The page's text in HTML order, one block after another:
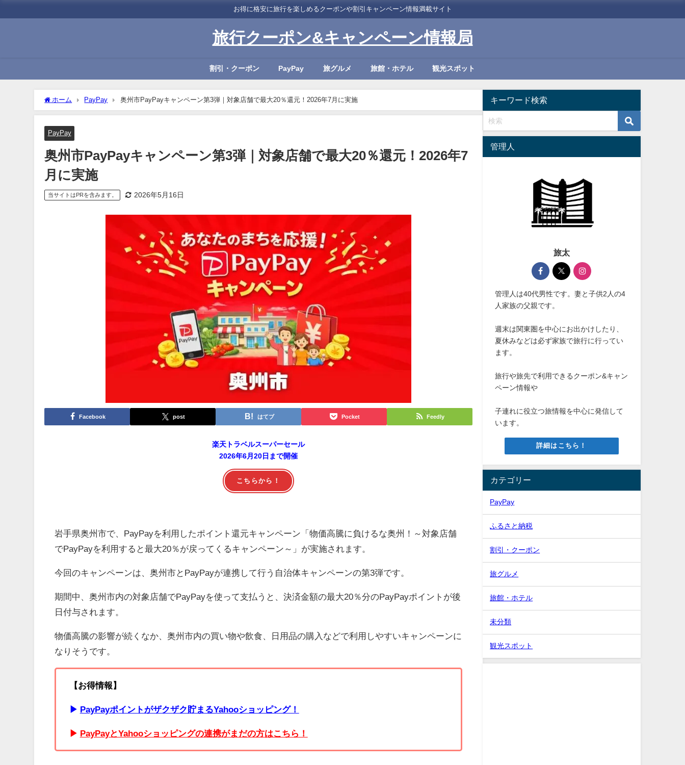
お得に格安に旅行を楽しめるクーポンや割引キャンペーン情報満載サイト
旅行クーポン&キャンペーン情報局
割引・クーポン PayPay 旅グルメ 旅館・ホテル 観光スポット
ホーム PayPay 奥州市PayPayキャンペーン第3弾｜対象店舗で最大20％還元！2026年7月に実施
PayPay
奥州市PayPayキャンペーン第3弾｜対象店舗で最大20％還元！2026年7
月に実施
当サイトはPRを含みます。 2026年5月16日
Facebook post はてブ Pocket Feedly
楽天トラベルスーパーセール
2026年6月20日まで開催
こちらから！
岩手県奥州市で、PayPayを利用したポイント還元キャンペーン「物価高騰に負けるな奥州！～対象店舗
でPayPayを利用すると最大20％が戻ってくるキャンペーン～」が実施されます。
今回のキャンペーンは、奥州市とPayPayが連携して行う自治体キャンペーンの第3弾です。
期間中、奥州市内の対象店舗でPayPayを使って支払うと、決済金額の最大20％分のPayPayポイントが後
日付与されます。
物価高騰の影響が続くなか、奥州市内の買い物や飲食、日用品の購入などで利用しやすいキャンペーンに
なりそうです。
【お得情報】
▶︎ PayPayポイントがザクザク貯まるYahooショッピング！
▶︎ PayPayとYahooショッピングの連携がまだの方はこちら！
キーワード検索
管理人
旅太
管理人は40代男性です。妻と子供2人の4
人家族の父親です。
週末は関東圏を中心にお出かけしたり、
夏休みなどは必ず家族で旅行に行ってい
ます。
旅行や旅先で利用できるクーポン&キャン
ペーン情報や
子連れに役立つ旅情報を中心に発信して
います。
詳細はこちら！
カテゴリー
PayPay
ふるさと納税
割引・クーポン
旅グルメ
旅館・ホテル
未分類
観光スポット